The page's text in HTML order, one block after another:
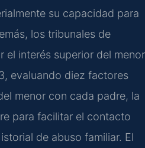
su capacidad para
los tribunales de
el interés superior del menor
evaluando diez factores
menor con cada padre, la
para facilitar el contacto
de abuso familiar. El